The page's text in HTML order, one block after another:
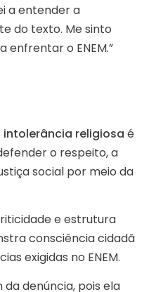
a entender a
do texto. Me sinto
o ENEM.”
religiosa é
o respeito, a
social por meio da
e estrutura
consciência cidadã
exigidas no ENEM.
denúncia, pois ela